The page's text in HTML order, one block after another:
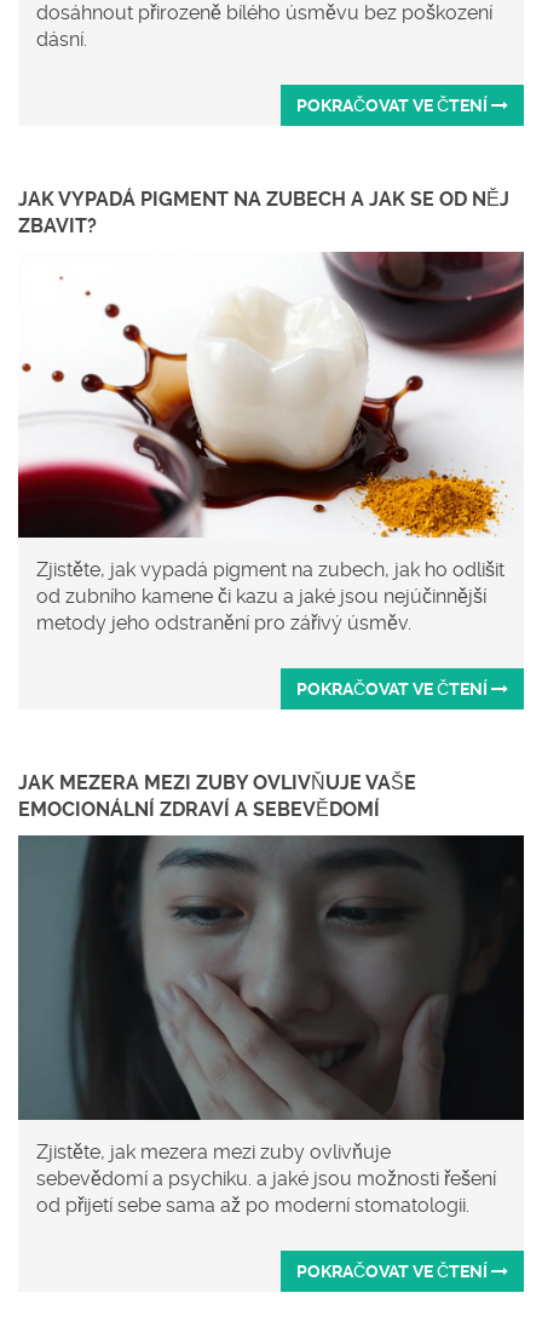
dosáhnout přirozeně bílého úsměvu bez poškození
dásní.
POKRAČOVAT VE ČTENÍ
JAK VYPADÁ PIGMENT NA ZUBECH A JAK SE OD NĚJ
ZBAVIT?
Zjistěte, jak vypadá pigment na zubech, jak ho odlišit
od zubního kamene či kazu a jaké jsou nejúčinnější
metody jeho odstranění pro zářivý úsměv.
POKRAČOVAT VE ČTENÍ
JAK MEZERA MEZI ZUBY OVLIVŇUJE VAŠE
EMOCIONÁLNÍ ZDRAVÍ A SEBEVĚDOMÍ
Zjistěte, jak mezera mezi zuby ovlivňuje
sebevědomí a psychiku. a jaké jsou možnosti řešení
od přijetí sebe sama až po moderní stomatologii.
POKRAČOVAT VE ČTENÍ